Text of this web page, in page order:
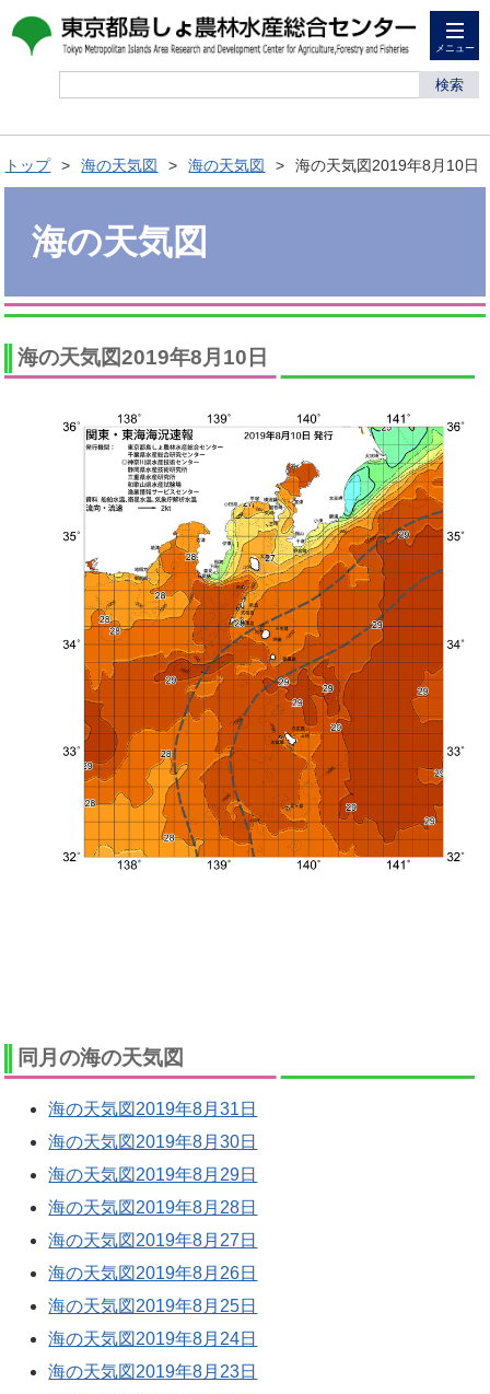
メニュー
検索
トップ 海の天気図 海の天気図 海の天気図2019年8月10日
海の天気図
海の天気図2019年8月10日
同月の海の天気図
海の天気図2019年8月31日
海の天気図2019年8月30日
海の天気図2019年8月29日
海の天気図2019年8月28日
海の天気図2019年8月27日
海の天気図2019年8月26日
海の天気図2019年8月25日
海の天気図2019年8月24日
海の天気図2019年8月23日